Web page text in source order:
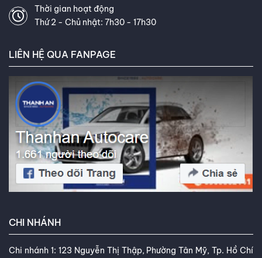
và khả năng tư vấn tận tâm của
tôi. Mục tiêu của tôi là giúp bạn
ứng chính xác nhu cầu và ngân
Facebook,TikTok Youtube
Thời gian hoạt động
Thứ 2 - Chủ nhật: 7h30 - 17h30
LIÊN HỆ QUA FANPAGE
CHI NHÁNH
Chi nhánh 1: 123 Nguyễn Thị Thập, Phường Tân Mỹ, Tp. Hồ Chí